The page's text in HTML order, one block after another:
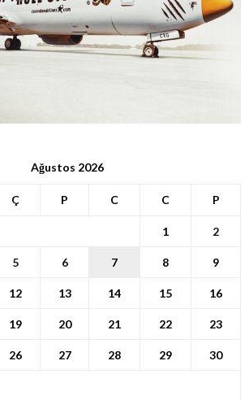
Ağustos 2026
Ç P C C P
1 2
5 6 7 8 9
12 13 14 15 16
19 20 21 22 23
26 27 28 29 30